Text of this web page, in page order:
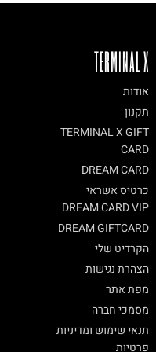
TERMINAL X
אודות
תקנון
TERMINAL X GIFT
CARD
DREAM CARD
כרטיס אשראי
DREAM CARD VIP
DREAM GIFTCARD
הקרדיט שלי
הצהרת נגישות
מפת אתר
מסמכי חברה
תנאי שימוש ומדיניות
פרטיות